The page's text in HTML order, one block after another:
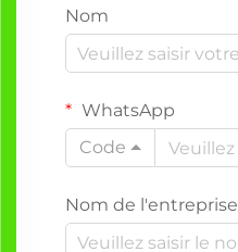
Nom
WhatsApp
Code
Nom de l'entreprise